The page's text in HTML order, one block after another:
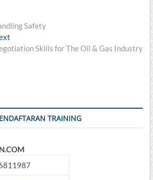
Safety
post:
Skills for The Oil & Gas Industry
TRAINING